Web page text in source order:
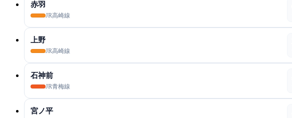
赤羽
JR高崎線
上野
JR高崎線
石神前
JR青梅線
宮ノ平